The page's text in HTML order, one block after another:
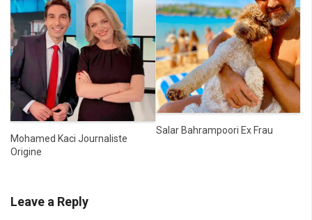
Mohamed Kaci Journaliste
Origine
Salar Bahrampoori Ex Frau
Leave a Reply